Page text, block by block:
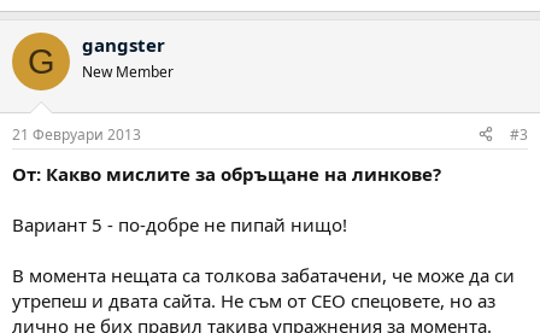
G gangster
New Member
21 Февруари 2013 #3
От: Какво мислите за обръщане на линкове?
Вариант 5 - по-добре не пипай нищо!
В момента нещата са толкова забатачени, че може да си
утрепеш и двата сайта. Не съм от СЕО спецовете, но аз
лично не бих правил такива упражнения за момента.